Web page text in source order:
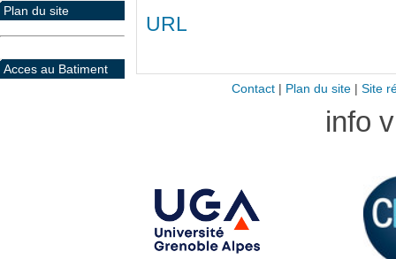
URL
Plan du site
Acces au Batiment
Contact| Plan du site| Site
info